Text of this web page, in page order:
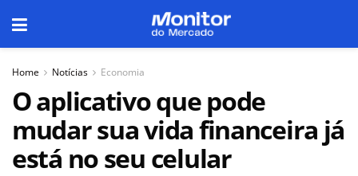
Home Notícias Economia
O aplicativo que pode
mudar sua vida financeira já
está no seu celular